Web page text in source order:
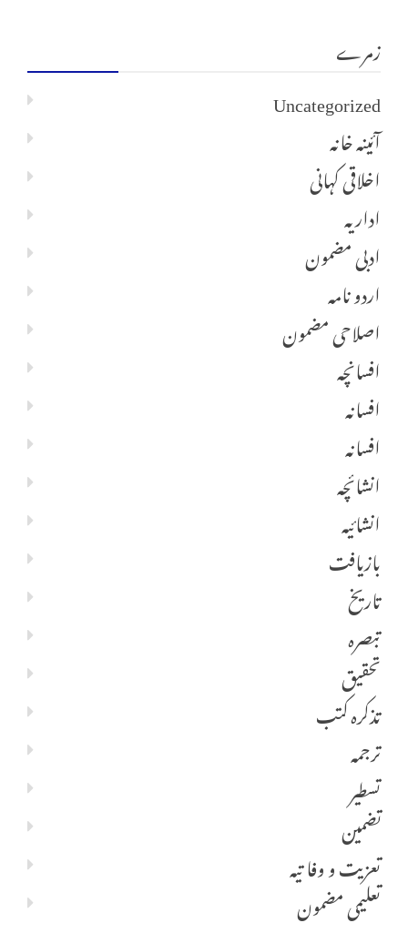
زمرے
Uncategorized
آئینہ خانہ
اخلاقی کہانی
اداریہ
ادبی مضمون
اردو نامہ
اصلاحی مضمون
افسانچہ
افسانہ
افسانہ
انشائچہ
انشائیہ
بازیافت
تاریخ
تبصرہ
تحقیق
تذکرہ کتب
ترجمہ
تسطیر
تضمین
تعزیت و وفا تیہ
تعلیمی مضمون